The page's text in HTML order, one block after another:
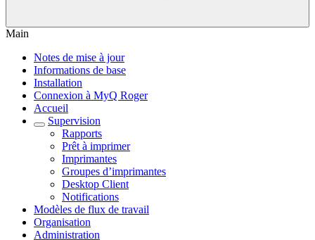
Main
Notes de mise à jour
Informations de base
Installation
Connexion à MyQ Roger
Accueil
Supervision
Rapports
Prêt à imprimer
Imprimantes
Groupes d’imprimantes
Desktop Client
Notifications
Modèles de flux de travail
Organisation
Administration